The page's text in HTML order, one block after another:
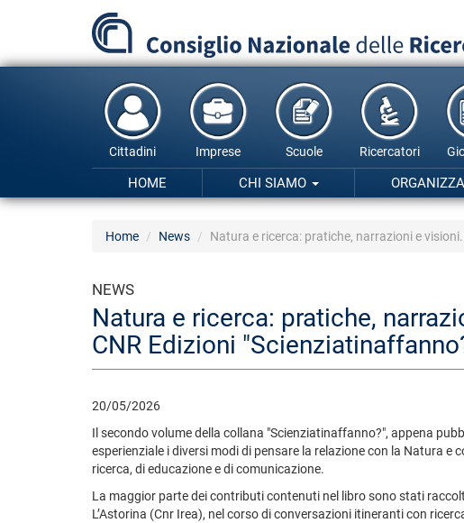
principale
Cittadini Imprese Scuole Ricercatori
HOME CHI SIAMO
Home News Natura e ricerca: pratiche, narrazioni e
NEWS
Natura e ricerca: pratiche,
CNR Edizioni
20/05/2026
Il secondo volume della collana "Scienziatinaffanno?", appena
esperienziale i diversi modi di pensare la relazione con la Natura e
ricerca, di educazione e di comunicazione.
La maggior parte dei contributi contenuti nel libro sono stati
L’Astorina (Cnr Irea), nel corso di conversazioni itineranti con